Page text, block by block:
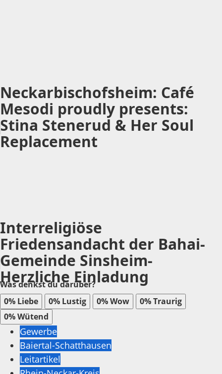
Neckarbischofsheim: Café
Mesodi proudly presents:
Stina Stenerud & Her Soul
Replacement
Interreligiöse
Friedensandacht der Bahai-
Gemeinde Sinsheim-
Herzliche Einladung
Was denkst du darüber?
0% Liebe 0% Lustig 0%Wow 0%Traurig
0%Wütend
Gewerbe
Baiertal-Schatthausen
Leitartikel